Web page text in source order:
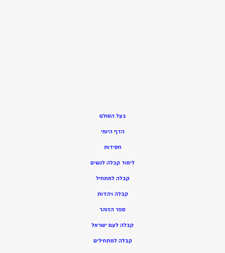
בעל הסולם
הדף היומי
חסידות
לימוד קבלה לנשים
קבלה למתחיל
קבלה ויהדות
ספר הזוהר
קבלה לעם ישראל
קבלה למתחילים